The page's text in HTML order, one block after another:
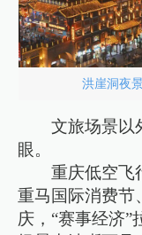
洪崖洞夜
文旅场景以
眼。
重庆低空飞
重马国际消费
庆，“赛事经济”